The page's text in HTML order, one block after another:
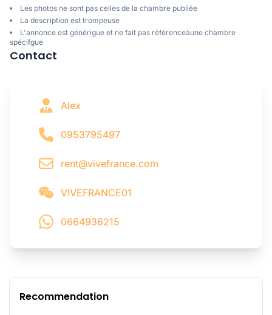
Les photos ne sont pas celles de la chambre publiée
La description est trompeuse
L'annonce est générigue et ne fait pas référenceàune chambre
spécifgue
Contact
Alex
0953795497
rent@vivefrance.com
VIVEFRANCE01
0664936215
Recommendation